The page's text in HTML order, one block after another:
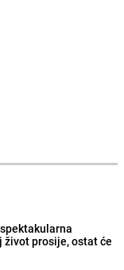
život prosije, ostat će